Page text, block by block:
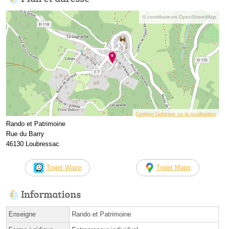
© contributeurs OpenStreetMap
Corriger l’adresse ou la localisation
Rando et Patrimoine
Rue du Barry
46130 Loubressac
Trajet Waze Trajet Maps
Informations
Enseigne Rando et Patrimoine